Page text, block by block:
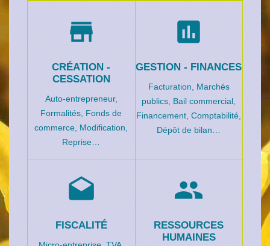
store
CRÉATION -
CESSATION
Auto-entrepreneur,
Formalités, Fonds de
commerce, Modification,
Reprise…
assessment
GESTION - FINANCES
Facturation, Marchés
publics, Bail commercial,
Financement,Comptabilité,
Dépôt de bilan…
drafts
FISCALITÉ
people
RESSOURCES
HUMAINES